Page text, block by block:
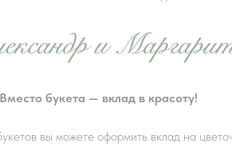
Вместо букета — вклад в красоту!
вы можете оформить вклад на